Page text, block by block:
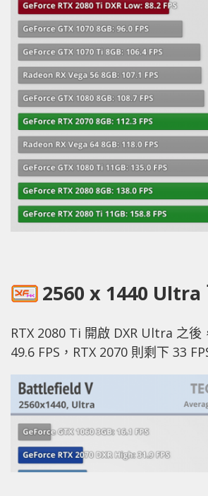
2560 x 1440 Ultra
RTX 2080 Ti 開啟 DXR Ultra 之後
49.6 FPS，RTX 2070 則剩下 33